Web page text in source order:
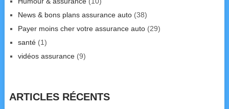
News & bons plans assurance auto(38)
Payer moins cher votre assurance auto(29)
santé(1)
vidéos assurance(9)
ARTICLES RÉCENTS